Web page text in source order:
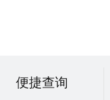
便捷查询